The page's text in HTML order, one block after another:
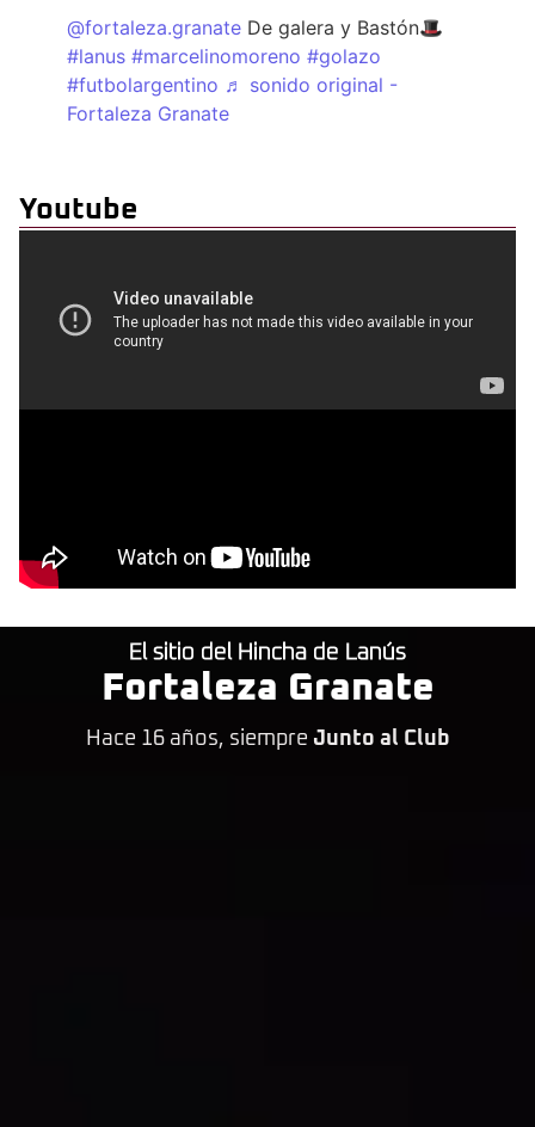
@fortaleza.granate De galera y Bastón🎩
#lanus #marcelinomoreno #golazo
#futbolargentino ♬ sonido original -
Fortaleza Granate
Youtube
El sitio del Hincha de Lanús
Fortaleza Granate
Hace 16 años, siempre Junto al Club